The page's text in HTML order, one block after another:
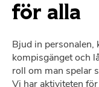
för alla
Bjud in personalen,
kompisgänget och
roll om man spelar
Vi har aktiviteten